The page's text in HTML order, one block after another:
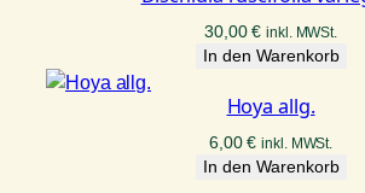
30,00€ inkl. MWSt.
In den Warenkorb
Hoya allg.
6,00€ inkl. MWSt.
In den Warenkorb